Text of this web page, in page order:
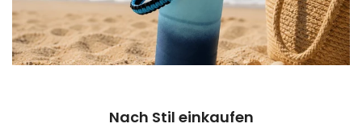
Nach Stil einkaufen